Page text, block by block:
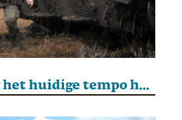
Onderzoek: met het huidige tempo heeft Rusland Oekraïne pas in 2256 veroverd